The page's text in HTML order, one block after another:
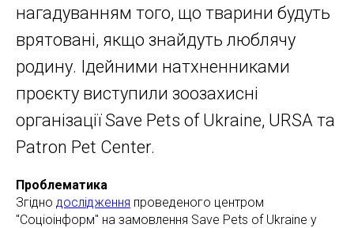
нагадуванням того, що тварини будуть
врятовані, якщо знайдуть люблячу
родину. Ідейними натхненниками
проєкту виступили зоозахисні
організації Save Pets of Ukraine, URSA та
Patron Pet Center.
Проблематика
Згідно дослідження проведеного центром
"Соціоінформ" на замовлення Save Pets of Ukraine у